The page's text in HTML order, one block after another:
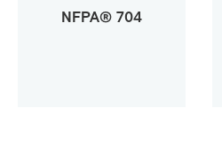
NF­PA® 704